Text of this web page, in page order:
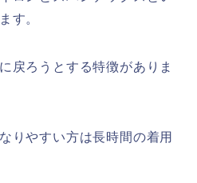
す。
戻ろうとする特徴がありま
りやすい方は長時間の着用